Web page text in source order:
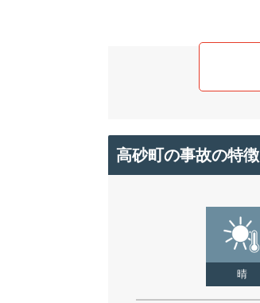
高砂町の事故の特徴
晴